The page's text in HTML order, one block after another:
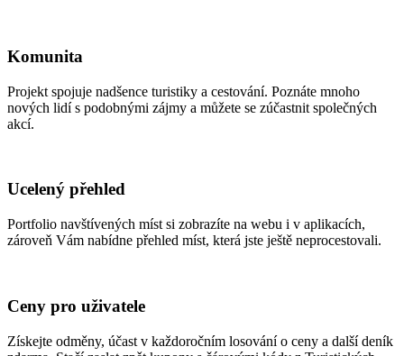
Komunita
Projekt spojuje nadšence turistiky a cestování. Poznáte mnoho
nových lidí s podobnými zájmy a můžete se zúčastnit společných
akcí.
Ucelený přehled
Portfolio navštívených míst si zobrazíte na webu i v aplikacích,
zároveň Vám nabídne přehled míst, která jste ještě neprocestovali.
Ceny pro uživatele
Získejte odměny, účast v každoročním losování o ceny a další deník